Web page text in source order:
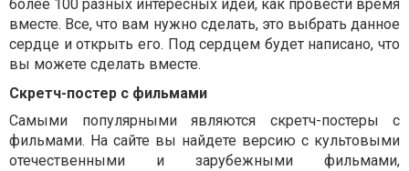
более 100 разных интересных идей, как провести время
вместе. Все, что вам нужно сделать, это выбрать данное
сердце и открыть его. Под сердцем будет написано, что
вы можете сделать вместе.
Скретч-постер с фильмами
Самыми популярными являются скретч-постеры с
фильмами. На сайте вы найдете версию с культовыми
отечественными и зарубежными фильмами,